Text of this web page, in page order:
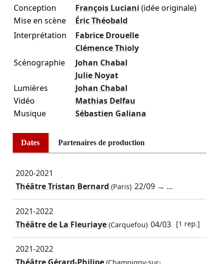
Conception François Luciani (idée originale)
Mise en scène
Éric Théobald
Interprétation
Fabrice Drouelle
Clémence Thioly
Scénographie
Johan Chabal
Julie Noyat
Lumières
Johan Chabal
Vidéo
Mathias Delfau
Musique
Sébastien Galiana
Dates Partenaires de production
2020-2021
Théâtre Tristan Bernard (Paris) 22/09 → ...
2021-2022
Théâtre de La Fleuriaye(Carquefou) 04/03 [1 rep.]
2021-2022